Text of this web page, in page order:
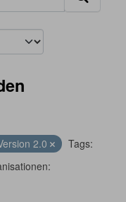
2.0
Tags: